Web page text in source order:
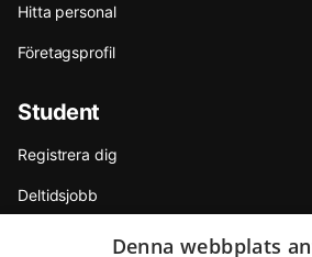
Hitta personal
Företagsprofil
Student
Registrera dig
Deltidsjobb
Denna webbplats